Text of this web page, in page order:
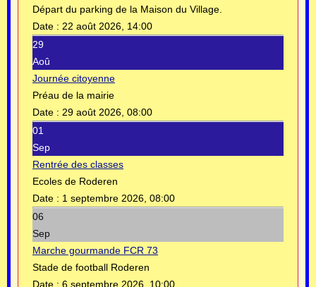
Départ du parking de la Maison du Village.
Date : 22 août 2026, 14:00
29
Aoû
Journée citoyenne
Préau de la mairie
Date : 29 août 2026, 08:00
01
Sep
Rentrée des classes
Ecoles de Roderen
Date : 1 septembre 2026, 08:00
06
Sep
Marche gourmande FCR 73
Stade de football Roderen
Date : 6 septembre 2026, 10:00